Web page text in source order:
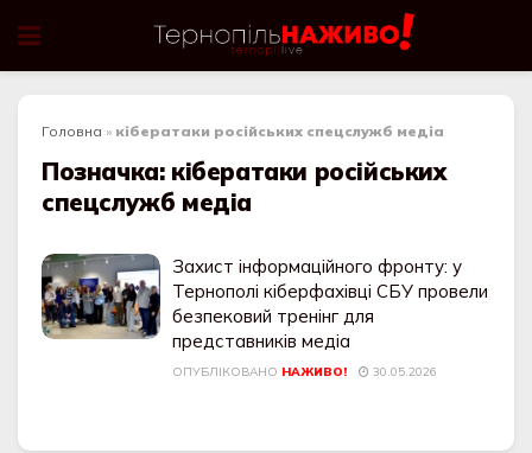
Головна » кібератаки російських спецслужб медіа
Позначка: кібератаки російських
спецслужб медіа
Захист інформаційного фронту: у
Тернополі кіберфахівці СБУ провели
безпековий тренінг для
представників медіа
ОПУБЛІКОВАНО НАЖИВО! 30.05.2026